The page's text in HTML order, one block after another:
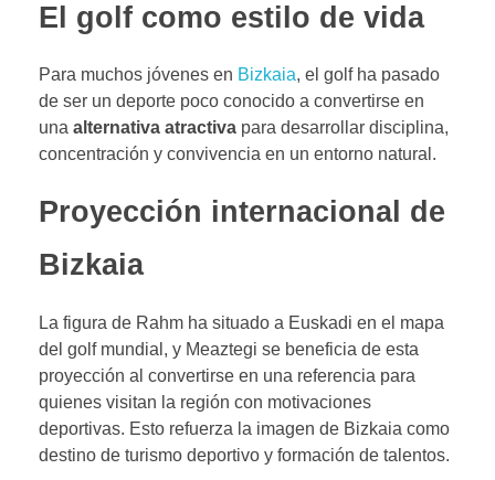
El golf como estilo de vida
Para muchos jóvenes en Bizkaia, el golf ha pasado
de ser un deporte poco conocido a convertirse en
una alternativa atractiva para desarrollar disciplina,
concentración y convivencia en un entorno natural.
Proyección internacional de
Bizkaia
La figura de Rahm ha situado a Euskadi en el mapa
del golf mundial, y Meaztegi se beneficia de esta
proyección al convertirse en una referencia para
quienes visitan la región con motivaciones
deportivas. Esto refuerza la imagen de Bizkaia como
destino de turismo deportivo y formación de talentos.